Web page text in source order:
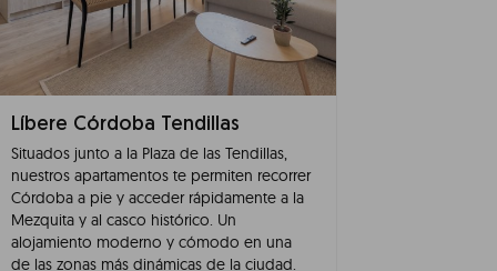
Líbere Córdoba Tendillas
Situados junto a la Plaza de las Tendillas,
nuestros apartamentos te permiten recorrer
Córdoba a pie y acceder rápidamente a la
Mezquita y al casco histórico. Un
alojamiento moderno y cómodo en una
de las zonas más dinámicas de la ciudad.